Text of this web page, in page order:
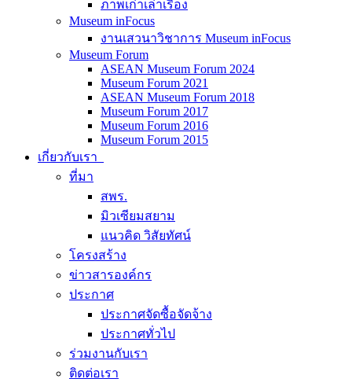
ภาพเก่าเล่าเรื่อง
Museum inFocus
งานเสวนาวิชาการ Museum inFocus
Museum Forum
ASEAN Museum Forum 2024
Museum Forum 2021
ASEAN Museum Forum 2018
Museum Forum 2017
Museum Forum 2016
Museum Forum 2015
เกี่ยวกับเรา
ที่มา
สพร.
มิวเซียมสยาม
แนวคิด วิสัยทัศน์
โครงสร้าง
ข่าวสารองค์กร
ประกาศ
ประกาศจัดซื้อจัดจ้าง
ประกาศทั่วไป
ร่วมงานกับเรา
ติดต่อเรา